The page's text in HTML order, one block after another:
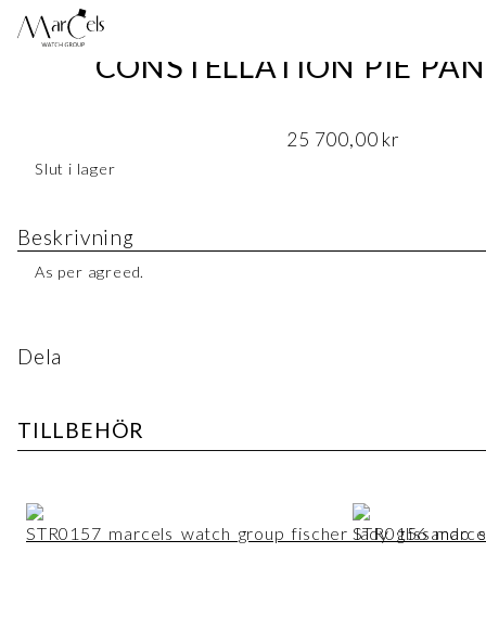
CONSTELLATION PIE
25 700,00 kr
Slut i lager
Beskrivning
As per agreed.
Dela
TILLBEHÖR